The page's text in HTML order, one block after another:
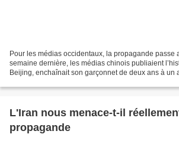
Pour les médias occidentaux, la propagande passe
semaine dernière, les médias chinois publiaient
Beijing, enchaînait son garçonnet de deux ans à un
L'Iran nous menace-t-il
propagande